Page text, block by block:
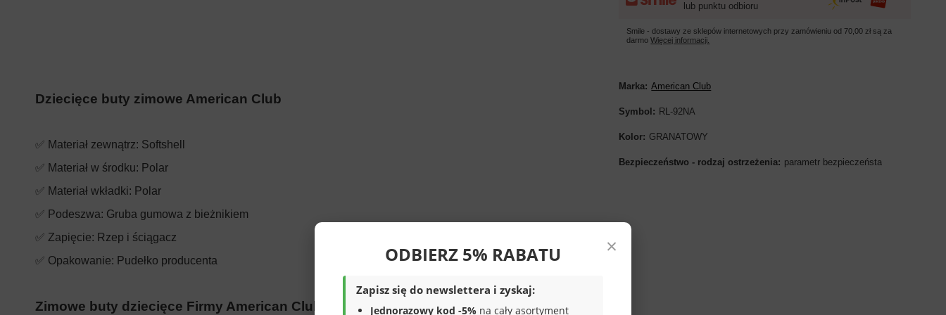
lub punktu odbioru
Smile - dostawy ze sklepów internetowych przy zamówieniu od 70,00 zł są za
darmoWięcej informacji.
Dziecięce buty zimowe American Club
✅ Materiał zewnątrz: Softshell
✅ Materiał w środku: Polar
✅ Materiał wkładki: Polar
✅ Podeszwa: Gruba gumowa z bieżnikiem
✅ Zapięcie: Rzep i ściągacz
✅ Opakowanie: Pudełko producenta
Zimowe buty dziecięce Firmy American Club
w kolorze granatowym. Obuwie solidne,
Marka American Club
Symbol RL-92NA
Kolor GRANATOWY
Bezpieczeństwo - rodzaj ostrzeżenia parametr bezpieczeństa
×
ODBIERZ 5% RABATU
Zapisz się do newslettera i zyskaj:
Jednorazowy kod -5% na cały asortyment